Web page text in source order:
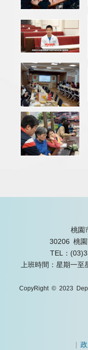
桃園
30206 桃
TEL：
上班時間：星期一
CopyRight © 2023
|